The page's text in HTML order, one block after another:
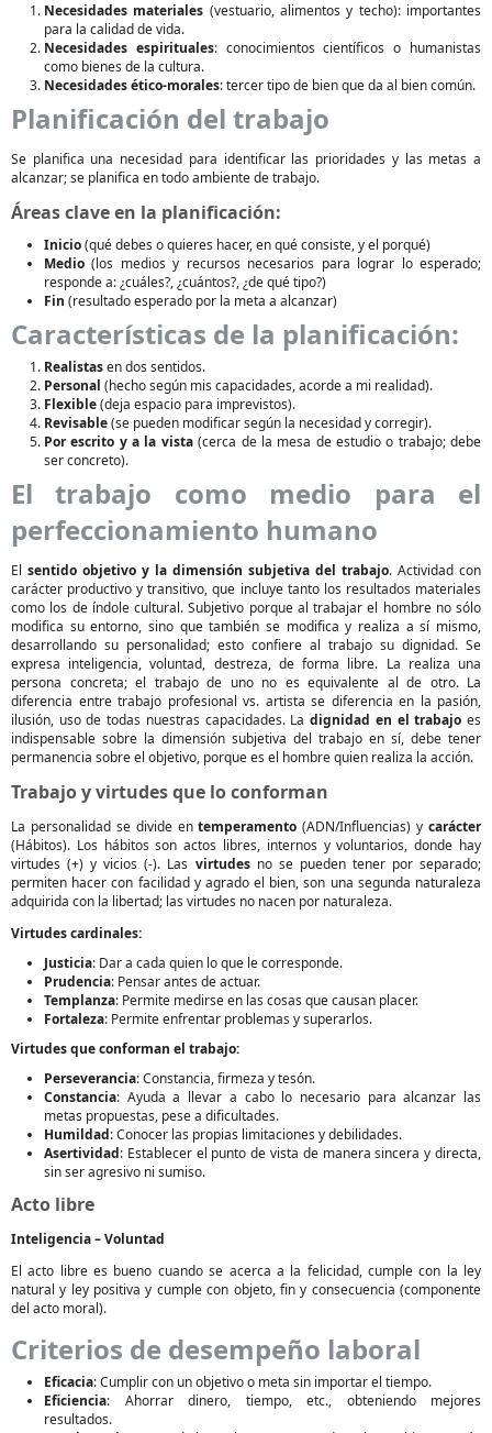
Necesidades materiales (vestuario, alimentos y techo): importantes
para la calidad de vida.
Necesidades espirituales: conocimientos científicos o humanistas
como bienes de la cultura.
Necesidades ético-morales: tercer tipo de bien que da al bien común.
Planificación del trabajo
Se planifica una necesidad para identificar las prioridades y las metas a
alcanzar; se planifica en todo ambiente de trabajo.
Áreas clave en la planificación:
Inicio(qué debes o quieres hacer, en qué consiste, y el porqué)
Medio (los medios y recursos necesarios para lograr lo esperado;
responde a: ¿cuáles?, ¿cuántos?, ¿de qué tipo?)
Fin (resultado esperado por la meta a alcanzar)
Características de la planificación:
Realistasen dos sentidos.
Personal (hecho según mis capacidades, acorde a mi realidad).
Flexible(deja espacio para imprevistos).
Revisable(se pueden modificar según la necesidad y corregir).
Por escrito y a la vista(cerca de la mesa de estudio o trabajo; debe
ser concreto).
El trabajo como medio para el
perfeccionamiento humano
El sentido objetivo y la dimensión subjetiva del trabajo. Actividad con
carácter productivo y transitivo, que incluye tanto los resultados materiales
como los de índole cultural. Subjetivo porque al trabajar el hombre no sólo
modifica su entorno, sino que también se modifica y realiza a sí mismo,
desarrollando su personalidad; esto confiere al trabajo su dignidad. Se
expresa inteligencia, voluntad, destreza, de forma libre. La realiza una
persona concreta; el trabajo de uno no es equivalente al de otro. La
diferencia entre trabajo profesional vs. artista se diferencia en la pasión,
ilusión, uso de todas nuestras capacidades. Ladignidad en el trabajo es
indispensable sobre la dimensión subjetiva del trabajo en sí, debe tener
permanencia sobre el objetivo, porque es el hombre quien realiza la acción.
Trabajo y virtudes que lo conforman
La personalidad se divide entemperamento (ADN/Influencias) y carácter
(Hábitos). Los hábitos son actos libres, internos y voluntarios, donde hay
virtudes (+) y vicios (-). Las virtudesno se pueden tener por separado;
permiten hacer con facilidad y agrado el bien, son una segunda naturaleza
adquirida con la libertad; las virtudes no nacen por naturaleza.
Virtudes cardinales:
Justicia: Dar a cada quien lo que le corresponde.
Prudencia: Pensar antes de actuar.
Templanza: Permite medirse en las cosas que causan placer.
Fortaleza: Permite enfrentar problemas y superarlos.
Virtudes que conforman el trabajo:
Perseverancia: Constancia, firmeza y tesón.
Constancia: Ayuda a llevar a cabo lo necesario para alcanzar las
metas propuestas, pese a dificultades.
Humildad: Conocer las propias limitaciones y debilidades.
Asertividad: Establecer el punto de vista de manera sincera y directa,
sin ser agresivo ni sumiso.
Acto libre
Inteligencia – Voluntad
El acto libre es bueno cuando se acerca a la felicidad, cumple con la ley
natural y ley positiva y cumple con objeto, fin y consecuencia (componente
del acto moral).
Criterios de desempeño laboral
Eficacia: Cumplir con un objetivo o meta sin importar el tiempo.
Eficiencia: Ahorrar dinero, tiempo, etc., obteniendo mejores
resultados.